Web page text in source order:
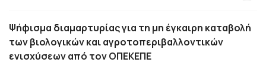
Ψήφισμα διαμαρτυρίας για τη μη έγκαιρη καταβολή
των βιολογικών και αγροτοπεριβαλλοντικών
ενισχύσεων από τον ΟΠΕΚΕΠΕ